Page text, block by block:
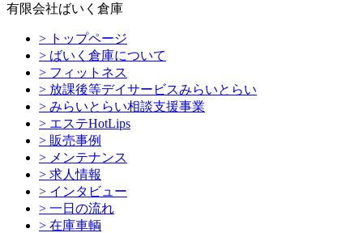
有限会社ばいく倉庫
> トップページ
> ばいく倉庫について
> フィットネス
> 放課後等デイサービスみらいとらい
> みらいとらい相談支援事業
> エステHotLips
> 販売事例
> メンテナンス
> 求人情報
> インタビュー
> 一日の流れ
> 在庫車輌